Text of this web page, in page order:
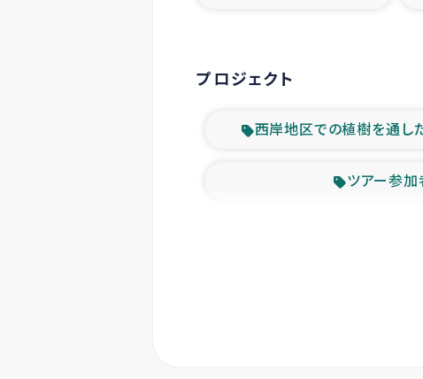
プロジェクト
西岸地区での植樹を通し
ツアー参加
緊急救援
東ティモール